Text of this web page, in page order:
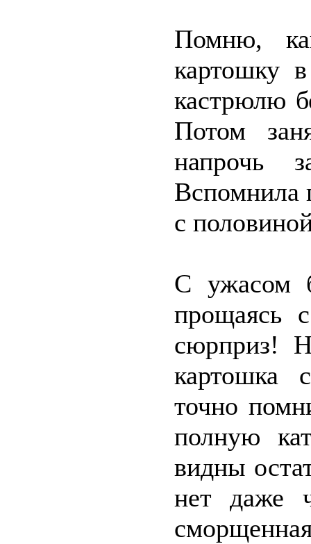
Помню,
картошку
кастрюлю
Потом
напрочь
Вспомнила
с
С ужасом
прощаясь
сюрприз!
картошка
точно
полную
видны
нет даже